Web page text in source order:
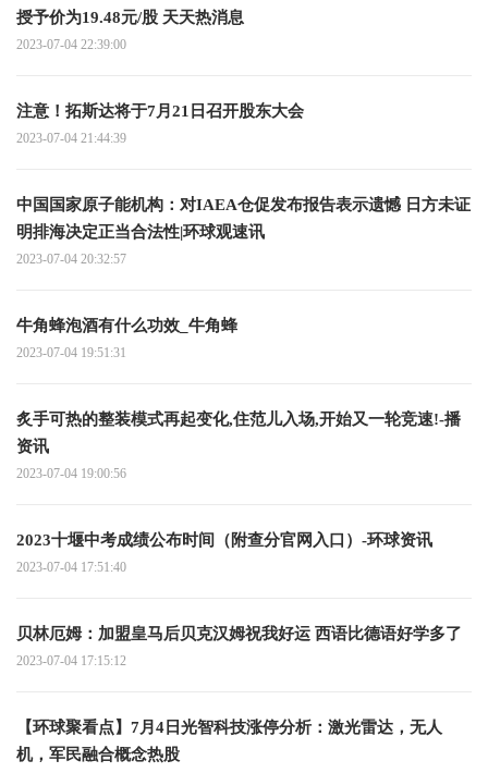
授予价为19.48元/股 天天热消息
2023-07-04 22:39:00
注意！拓斯达将于7月21日召开股东大会
2023-07-04 21:44:39
中国国家原子能机构：对IAEA仓促发布报告表示遗憾 日方未证
明排海决定正当合法性|环球观速讯
2023-07-04 20:32:57
牛角蜂泡酒有什么功效_牛角蜂
2023-07-04 19:51:31
炙手可热的整装模式再起变化,住范儿入场,开始又一轮竞速!-播
资讯
2023-07-04 19:00:56
2023十堰中考成绩公布时间（附查分官网入口）-环球资讯
2023-07-04 17:51:40
贝林厄姆：加盟皇马后贝克汉姆祝我好运 西语比德语好学多了
2023-07-04 17:15:12
【环球聚看点】7月4日光智科技涨停分析：激光雷达，无人
机，军民融合概念热股